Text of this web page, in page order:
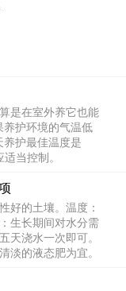
是在室外养它也能
护环境的气温低
护最佳温度是
当控制。
好的土壤。温度：
生长期间对水分需
天浇水一次即可。
淡的液态肥为宜。